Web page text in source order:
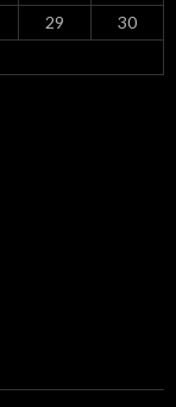
29
30